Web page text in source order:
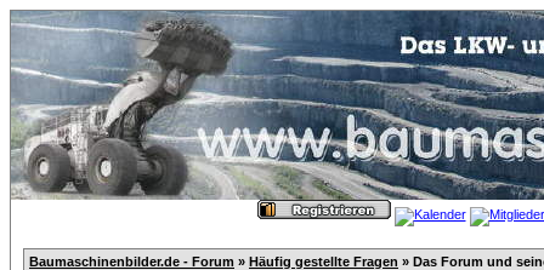
Baumaschinenbilder.de - Forum » Häufig gestellte Fragen » Das Forum und